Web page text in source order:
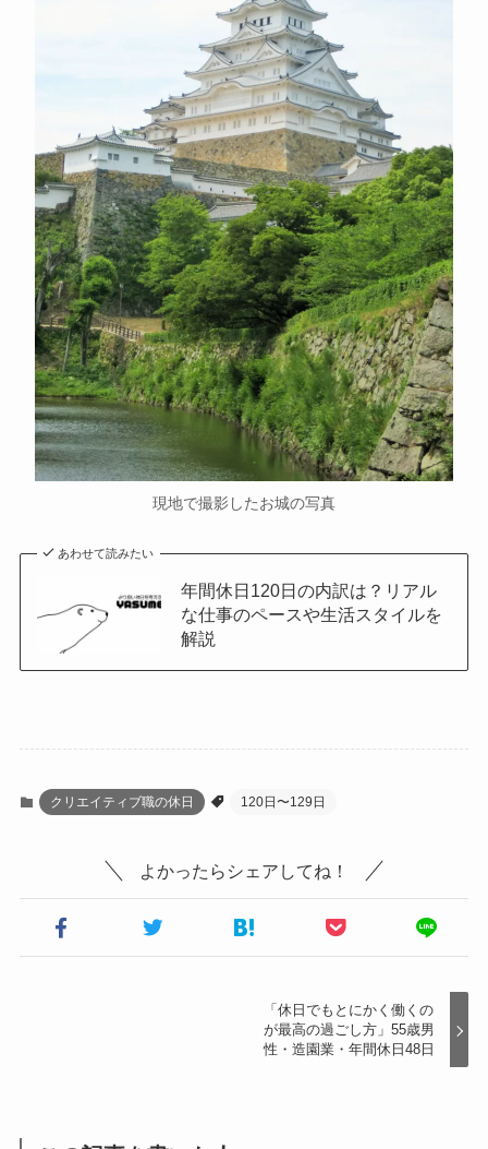
現地で撮影したお城の写真
あわせて読みたい
年間休日120日の内訳は？リアル
な仕事のペースや生活スタイルを
解説
クリエイティブ職の休日 120日〜129日
よかったらシェアしてね！
「休日でもとにかく働くの
が最高の過ごし方」55歳男
性・造園業・年間休日48日